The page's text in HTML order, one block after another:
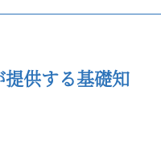
供する基礎知